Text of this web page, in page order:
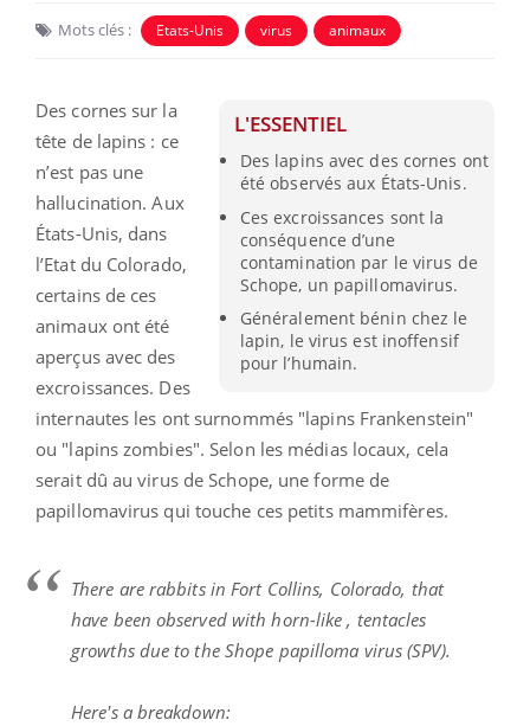
Mots clés : Etats-Unis virus animaux
L'ESSENTIEL
Des lapins avec des cornes ont
été observés aux États-Unis.
Ces excroissances sont la
conséquence d’une
contamination par le virus de
Schope, un papillomavirus.
Généralement bénin chez le
lapin, le virus est inoffensif
pour l’humain.
Des cornes sur la
tête de lapins : ce
n’est pas une
hallucination. Aux
États-Unis, dans
l’Etat du Colorado,
certains de ces
animaux ont été
aperçus avec des
excroissances. Des
internautes les ont surnommés "lapins Frankenstein"
ou "lapins zombies". Selon les médias locaux, cela
serait dû au virus de Schope, une forme de
papillomavirus qui touche ces petits mammifères.
There are rabbits in Fort Collins, Colorado, that
have been observed with horn-like , tentacles
growths due to the Shope papilloma virus (SPV).
Here's a breakdown: